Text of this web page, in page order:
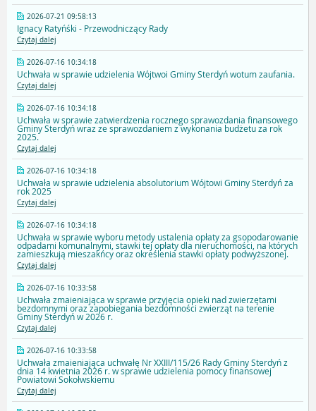
2026-07-21 09:58:13
Ignacy Ratyńśki - Przewodniczący Rady
Czytaj dalej
2026-07-16 10:34:18
Uchwała w sprawie udzielenia Wójtwoi Gminy Sterdyń wotum zaufania.
Czytaj dalej
2026-07-16 10:34:18
Uchwała w sprawie zatwierdzenia rocznego sprawozdania finansowego
Gminy Sterdyń wraz ze sprawozdaniem z wykonania budżetu za rok
2025.
Czytaj dalej
2026-07-16 10:34:18
Uchwała w sprawie udzielenia absolutorium Wójtowi Gminy Sterdyń za
rok 2025
Czytaj dalej
2026-07-16 10:34:18
Uchwała w sprawie wyboru metody ustalenia opłaty za gsopodarowanie
odpadami komunalnymi, stawki tej opłaty dla nieruchomości, na których
zamieszkują mieszakńcy oraz określenia stawki opłaty podwyższonej.
Czytaj dalej
2026-07-16 10:33:58
Uchwała zmaieniająca w sprawie przyjęcia opieki nad zwierzętami
bezdomnymi oraz zapobiegania bezdomności zwierząt na terenie
Gminy Sterdyń w 2026 r.
Czytaj dalej
2026-07-16 10:33:58
Uchwała zmaieniająca uchwałę Nr XXIII/115/26 Rady Gminy Sterdyń z
dnia 14 kwietnia 2026 r. w sprawie udzielenia pomocy finansowej
Powiatowi Sokołwskiemu
Czytaj dalej